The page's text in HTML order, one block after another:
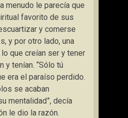
menudo le parecía que
favorito de sus
y comerse
y por otro lado, una
que creían ser y tener
y tenían. “Sólo tú
era el paraíso perdido.
se acaban
mentalidad”, decía
le dio la razón.